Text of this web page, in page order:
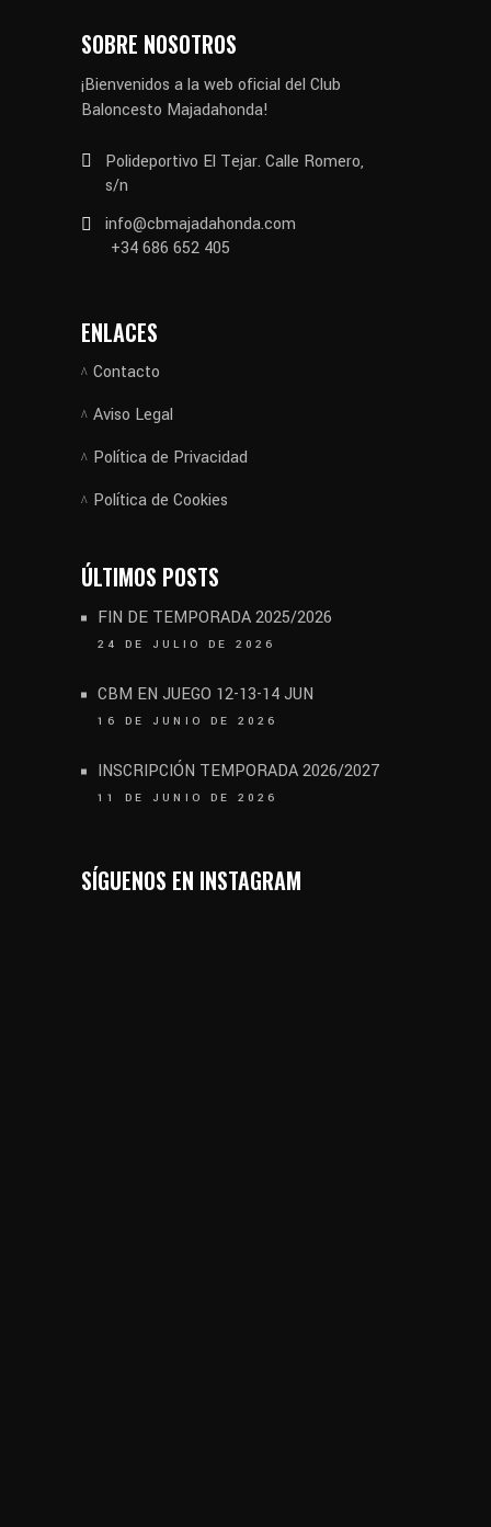
SOBRE NOSOTROS
¡Bienvenidos a la web oficial del Club
Baloncesto Majadahonda!
Polideportivo El Tejar. Calle Romero,
s/n
info@cbmajadahonda.com
+34 686 652 405
ENLACES
Contacto
Aviso Legal
Política de Privacidad
Política de Cookies
ÚLTIMOS POSTS
FIN DE TEMPORADA 2025/2026
24 DE JULIO DE 2026
CBM EN JUEGO 12-13-14 JUN
16 DE JUNIO DE 2026
INSCRIPCIÓN TEMPORADA 2026/2027
11 DE JUNIO DE 2026
SÍGUENOS EN INSTAGRAM